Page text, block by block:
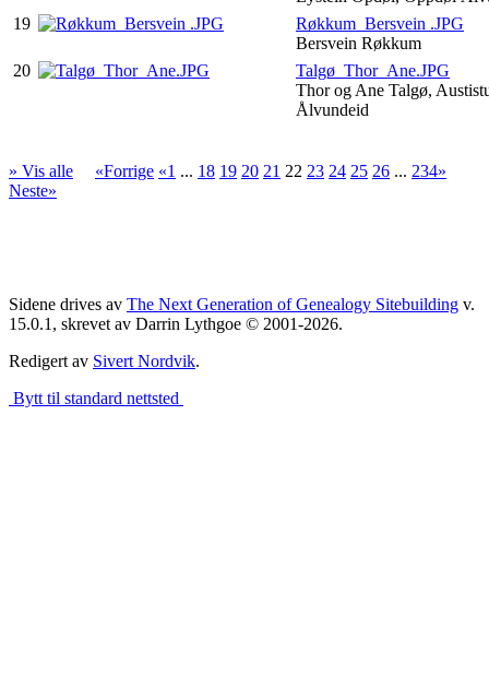
19
Røkkum_Bersvein .JPG
Bersvein Røkkum
20
Talgø_Thor_Ane.JPG
Thor og Ane Talgø,
Ålvundeid
» Vis alle «Forrige «1 ... 18 19 20 21 22 23 24 25 26 ... 234»
Neste»
Sidene drives av The Next Generation of Genealogy Sitebuilding v.
15.0.1, skrevet av Darrin Lythgoe © 2001-2026.
Redigert av Sivert Nordvik.
Bytt til standard nettsted